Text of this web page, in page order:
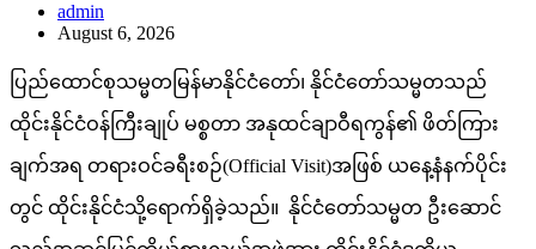
admin
August 6, 2026
ပြည်ထောင်စုသမ္မတမြန်မာနိုင်ငံတော်၊ နိုင်ငံတော်သမ္မတသည်
ထိုင်းနိုင်ငံဝန်ကြီးချုပ် မစ္စတာ အနုထင်ချာဝီရကွန်၏ ဖိတ်ကြား
ချက်အရ တရားဝင်ခရီးစဉ်(Official Visit)အဖြစ် ယနေ့နံနက်ပိုင်း
တွင် ထိုင်းနိုင်ငံသို့ရောက်ရှိခဲ့သည်။ နိုင်ငံတော်သမ္မတ ဦးဆောင်